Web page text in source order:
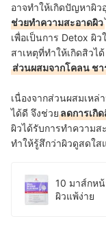
อาจทำให้เกิดปัญหาผิ
ช่วยทำความสะอาดผิว
เพื่อเป็นการ Detox ผิ
สาเหตุที่ทำให้เกิดสิว
ส่วนผสมจากโคลน ช
เนื่องจากส่วนผสมเหล่
ได้ดี จึงช่วยลดการเกิ
ผิวได้รับการทำความ
ทำให้รู้สึกว่าผิวดูสดใ
10 มาส์กห
ผิวแพ้ง่าย